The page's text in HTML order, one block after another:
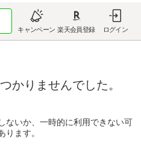
キャンペーン 楽天会員登録 ログイン
かりませんでした。
ないか、一時的に利用できない可
ります。